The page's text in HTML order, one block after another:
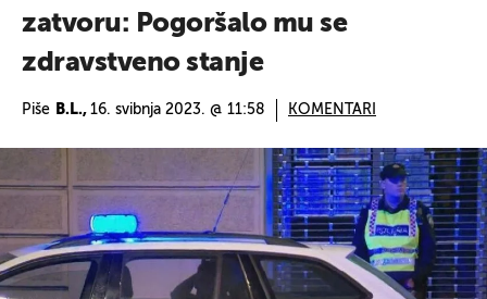
zatvoru: Pogoršalo mu se
zdravstveno stanje
Piše B.L., 16. svibnja 2023. @ 11:58 KOMENTARI